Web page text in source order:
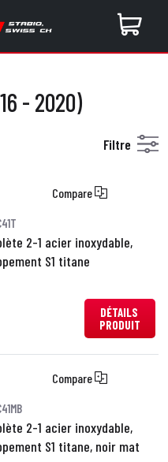
- 2020)
Filtre
Compare
2-1 acier inoxydable,
S1 titane
DÉTAILS
PRODUIT
Compare
2-1 acier inoxydable,
S1 titane, noir mat